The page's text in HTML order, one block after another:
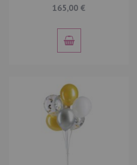
165,00 €